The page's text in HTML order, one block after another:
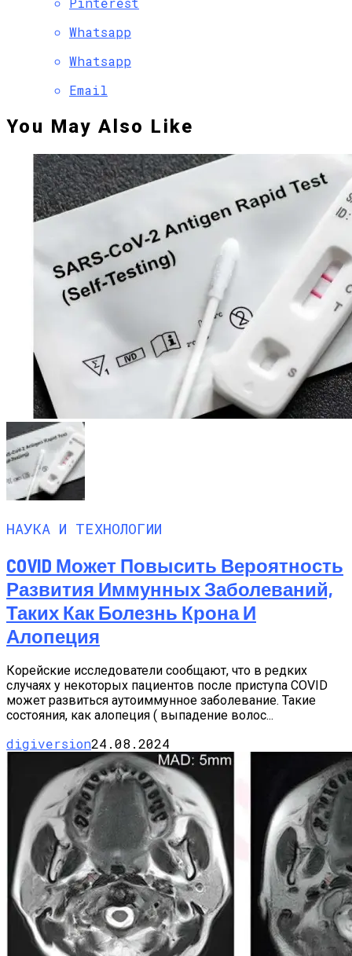
Whatsapp
Whatsapp
Email
You May Also Like
НАУКА И ТЕХНОЛОГИИ
COVID Может Повысить Вероятность
Развития Иммунных Заболеваний,
Таких Как Болезнь Крона И
Алопеция
Корейские исследователи сообщают, что в редких
случаях у некоторых пациентов после приступа COVID
может развиться аутоиммунное заболевание. Такие
состояния, как алопеция ( выпадение волос...
digiversion24.08.2024